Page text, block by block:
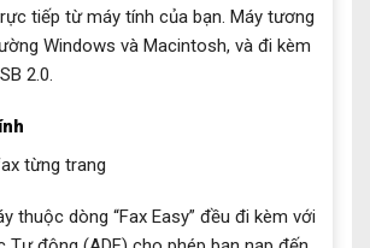
tiếp từ máy tính của bạn. Máy tương
Windows và Macintosh, và đi kèm
2.0.
từng trang
thuộc dòng “Fax Easy” đều đi kèm với